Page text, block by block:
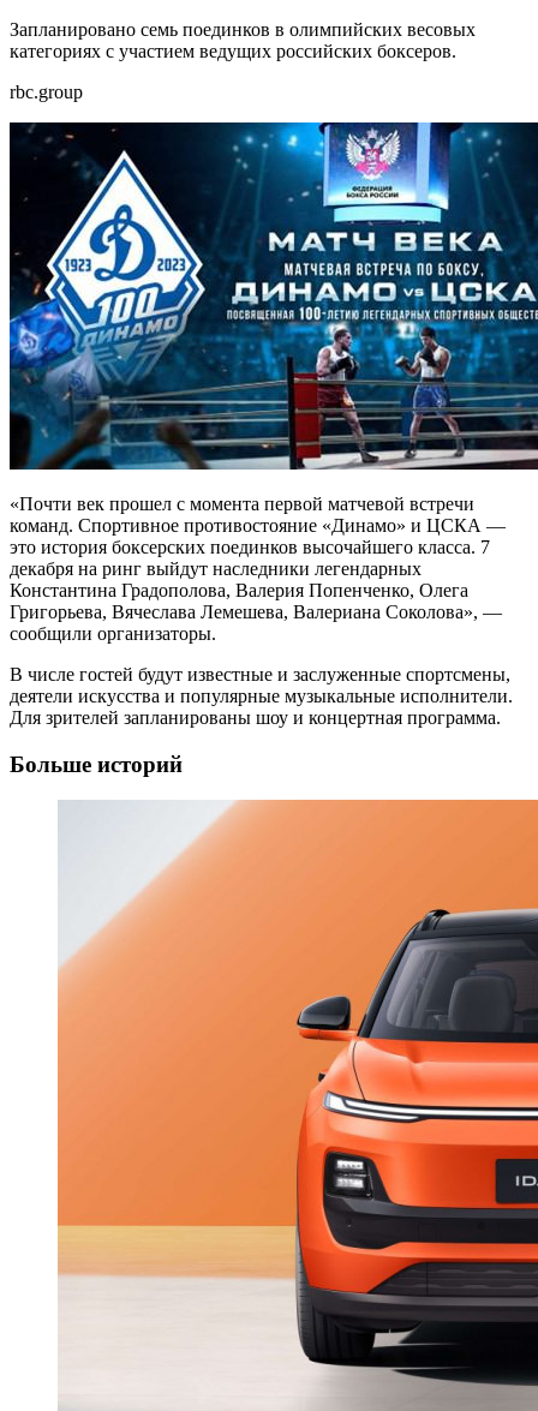
Запланировано семь поединков в олимпийских весовых
категориях с участием ведущих российских боксеров.
rbc.group
«Почти век прошел с момента первой матчевой встречи
команд. Спортивное противостояние «Динамо» и ЦСКА —
это история боксерских поединков высочайшего класса. 7
декабря на ринг выйдут наследники легендарных
Константина Градополова, Валерия Попенченко, Олега
Григорьева, Вячеслава Лемешева, Валериана Соколова», —
сообщили организаторы.
В числе гостей будут известные и заслуженные спортсмены,
деятели искусства и популярные музыкальные исполнители.
Для зрителей запланированы шоу и концертная программа.
Больше историй